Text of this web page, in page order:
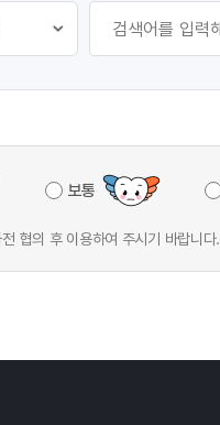
보통
협의 후 이용하여 주시기 바랍니다.